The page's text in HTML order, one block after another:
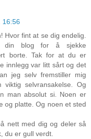
16:56
Hvor fint at se dig endelig.
din blog for å sjekke
borte. Tak for at du er
innlegg var litt sårt og det
jeg selv fremstiller mig
selvransakelse. Og
man absolut si. Noen er
og platte. Og noen et sted
nett med dig og deler så
du er gull verdt.